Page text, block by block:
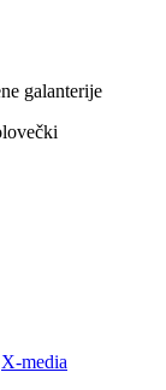
galanterije
X-media